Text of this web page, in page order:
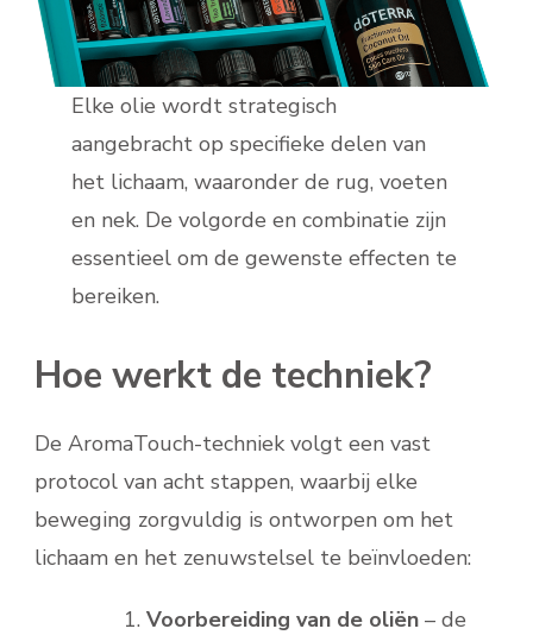
Elke olie wordt strategisch
aangebracht op specifieke delen van
het lichaam, waaronder de rug, voeten
en nek. De volgorde en combinatie zijn
essentieel om de gewenste effecten te
bereiken.
Hoe werkt de techniek?
De AromaTouch-techniek volgt een vast
protocol van acht stappen, waarbij elke
beweging zorgvuldig is ontworpen om het
lichaam en het zenuwstelsel te beïnvloeden:
Voorbereiding van de oliën – de